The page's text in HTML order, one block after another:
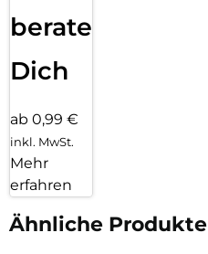
beraten
Dich
ab 0,99 €
inkl. MwSt.
Mehr
erfahren
Ähnliche Produkte